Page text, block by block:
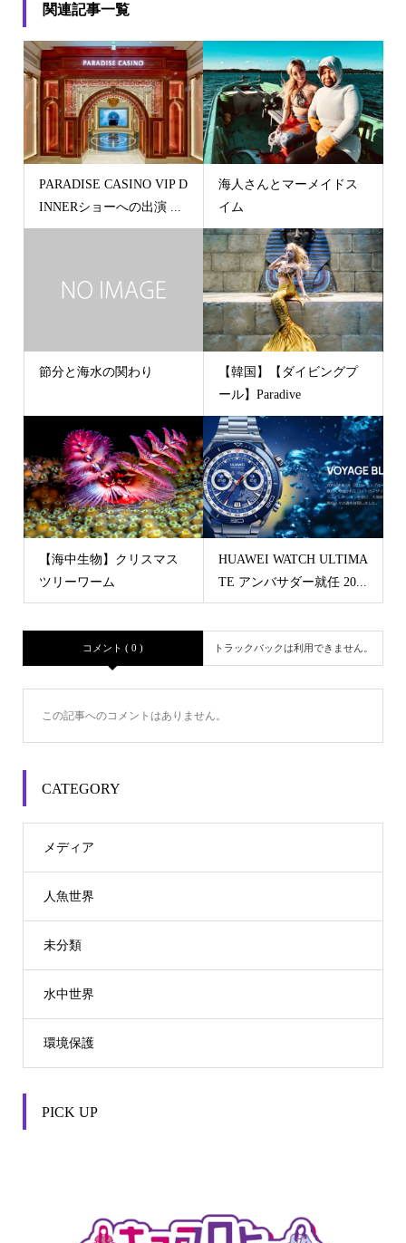
関連記事一覧
PARADISE CASINO VIP D
INNERショーへの出演 ...
海人さんとマーメイドス
イム
節分と海水の関わり
【韓国】【ダイビングプ
ール】Paradive
【海中生物】クリスマス
ツリーワーム
HUAWEI WATCH ULTIMA
TE アンバサダー就任 20...
コメント ( 0 ) トラックバックは利用できません。
この記事へのコメントはありません。
CATEGORY
メディア
人魚世界
未分類
水中世界
環境保護
PICK UP